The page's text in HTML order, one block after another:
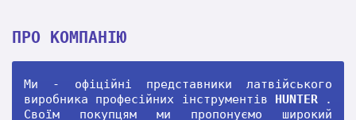
ПРО КОМПАНІЮ
Ми - офіційні представники латвійського
виробника професійних інструментів HUNTER
.
Своїм покупцям ми пропонуємо широкий